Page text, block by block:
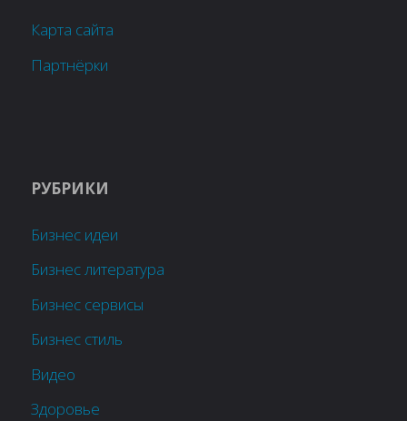
Карта сайта
Партнёрки
РУБРИКИ
Бизнес идеи
Бизнес литература
Бизнес сервисы
Бизнес стиль
Видео
Здоровье